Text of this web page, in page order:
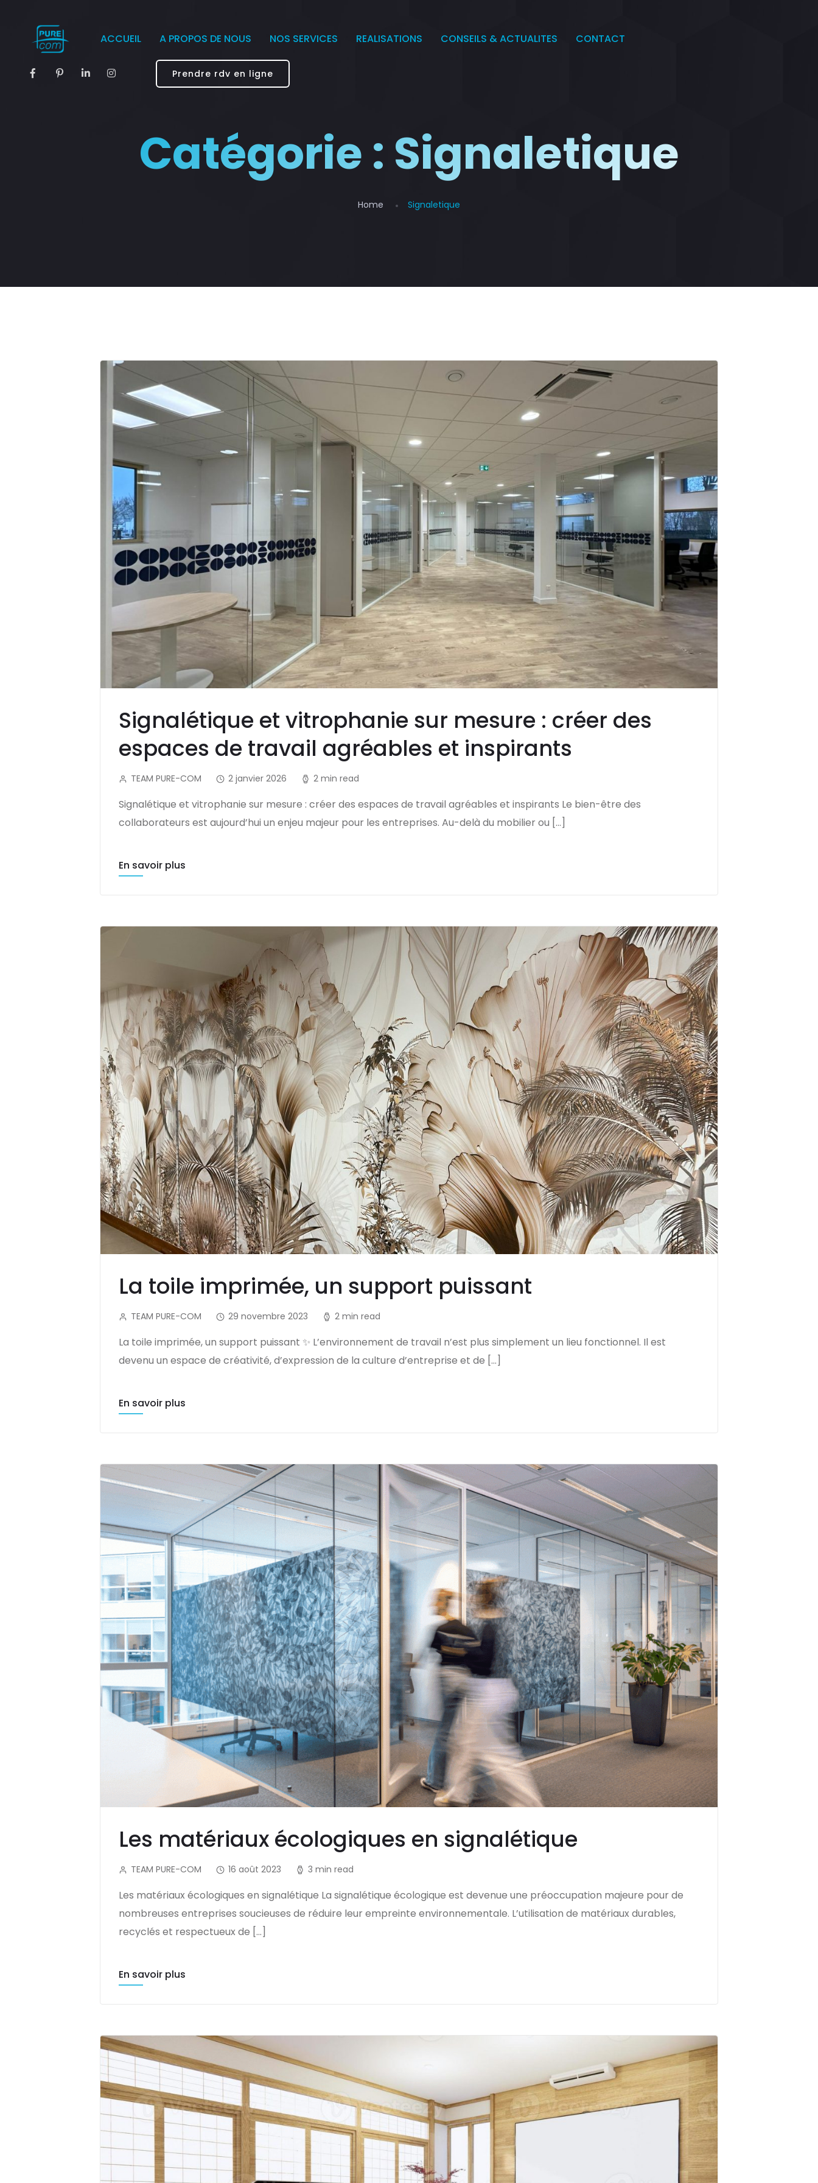
ACCUEIL A PROPOS DE NOUS NOS SERVICES REALISATIONS CONSEILS & ACTUALITES CONTACT
Prendre rdv en ligne
Catégorie : Signaletique
Home Signaletique
Signalétique et vitrophanie sur mesure : créer des
espaces de travail agréables et inspirants
TEAM PURE-COM 2 janvier 2026 2 min read
Signalétique et vitrophanie sur mesure : créer des espaces de travail agréables et inspirants Le bien-être des
collaborateurs est aujourd’hui un enjeu majeur pour les entreprises. Au-delà du mobilier ou […]
En savoir plus
La toile imprimée, un support puissant
TEAM PURE-COM 29 novembre 2023 2 min read
La toile imprimée, un support puissant ✨ L’environnement de travail n’est plus simplement un lieu fonctionnel. Il est
devenu un espace de créativité, d’expression de la culture d’entreprise et de […]
En savoir plus
Les matériaux écologiques en signalétique
TEAM PURE-COM 16 août 2023 3 min read
Les matériaux écologiques en signalétique La signalétique écologique est devenue une préoccupation majeure pour de
nombreuses entreprises soucieuses de réduire leur empreinte environnementale. L’utilisation de matériaux durables,
recyclés et respectueux de […]
En savoir plus